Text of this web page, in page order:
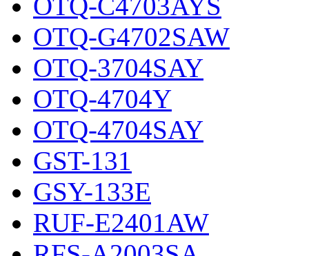
OTQ-C4703AYS
OTQ-G4702SAW
OTQ-3704SAY
OTQ-4704Y
OTQ-4704SAY
GST-131
GSY-133E
RUF-E2401AW